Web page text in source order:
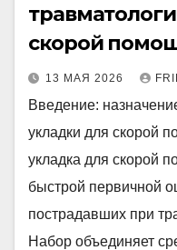
скорой
13 МАЯ 2026
Введение:
укладки для скорой
укладка для скорой
быстрой первичной
пострадавших при
Набор объединяет